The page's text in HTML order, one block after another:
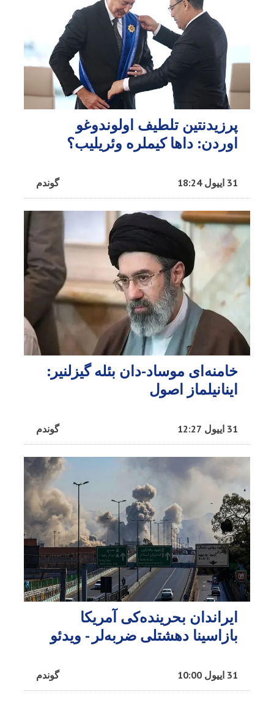
پرزیدنتین تلطیف اولوندوغو
اوردن: داها کیملره وئریلیب؟
گوندم 31 اییول 18:24
خامنه‌ای موساد-دان بئله گیزلنیر:
اینانیلماز اصول
گوندم 31 اییول 12:27
ایراندان بحرینده‌کی آمریکا
بازاسینا دهشتلی ضربه‌لر - ویدئو
گوندم 31 اییول 10:00